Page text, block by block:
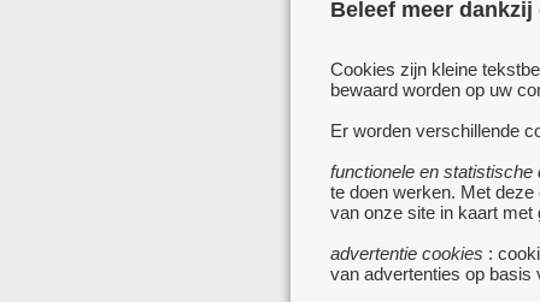
Beleef meer
Cookies zijn kleine
bewaard worden op uw
Er worden verschillende
functionele en statistische
te doen werken. Met
van onze site in kaart met
advertentie cookies :
van advertenties op basis